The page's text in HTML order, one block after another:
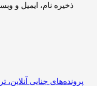
ذخیره نام، ایمیل و